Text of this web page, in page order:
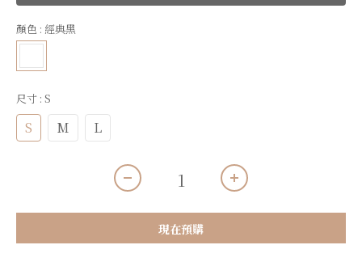
顏色 : 經典黑
尺寸 : S
S M L
現在預購